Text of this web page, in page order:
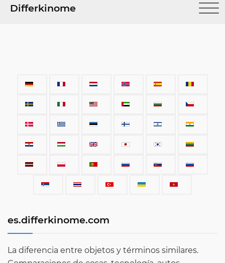
Differkinome
es.differkinome.com
La diferencia entre objetos y términos similares.